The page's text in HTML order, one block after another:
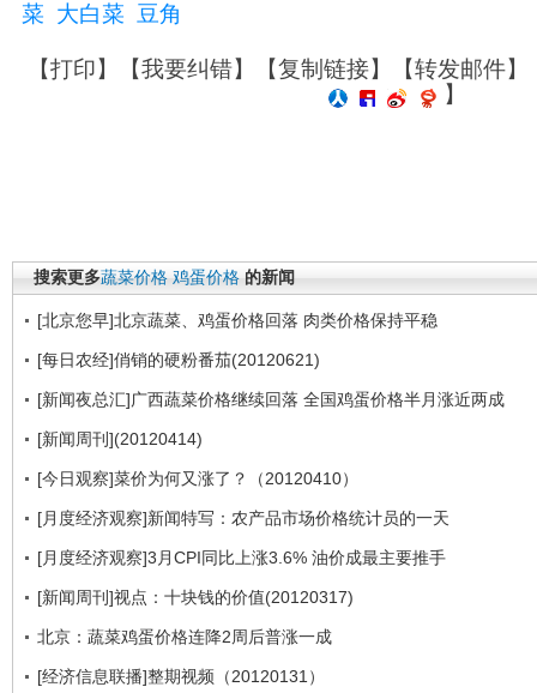
菜 大白菜 豆角
【打印】【我要纠错】【复制链接】【转发邮件】
】
搜索更多蔬菜价格 鸡蛋价格 的新闻
[北京您早]北京蔬菜、鸡蛋价格回落 肉类价格保持平稳
[每日农经]俏销的硬粉番茄(20120621)
[新闻夜总汇]广西蔬菜价格继续回落 全国鸡蛋价格半月涨近两成
[新闻周刊](20120414)
[今日观察]菜价为何又涨了？（20120410）
[月度经济观察]新闻特写：农产品市场价格统计员的一天
[月度经济观察]3月CPI同比上涨3.6% 油价成最主要推手
[新闻周刊]视点：十块钱的价值(20120317)
北京：蔬菜鸡蛋价格连降2周后普涨一成
[经济信息联播]整期视频（20120131）